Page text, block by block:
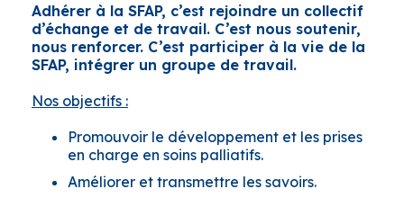
Adhérer à la SFAP, c’est rejoindre un collectif
d’échange et de travail. C’est nous soutenir,
nous renforcer. C’est participer à la vie de la
SFAP, intégrer un groupe de travail.
Nos objectifs :
Promouvoir le développement et les prises
en charge en soins palliatifs.
Améliorer et transmettre les savoirs.